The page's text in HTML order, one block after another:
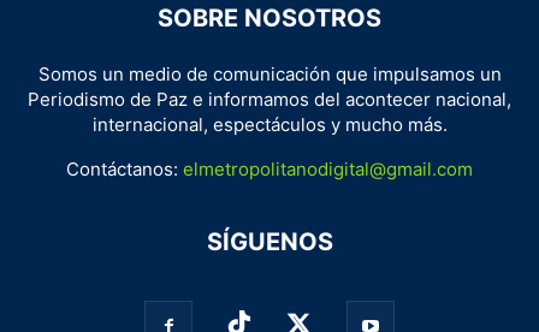
SOBRE NOSOTROS
Somos un medio de comunicación que impulsamos un
Periodismo de Paz e informamos del acontecer nacional,
internacional, espectáculos y mucho más.
Contáctanos: elmetropolitanodigital@gmail.com
SÍGUENOS